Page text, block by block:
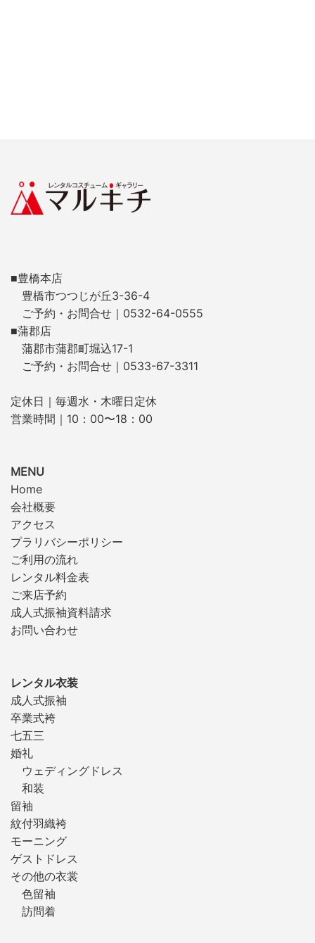
■豊橋本店
豊橋市つつじが丘3-36-4
ご予約・お問合せ｜0532-64-0555
■蒲郡店
蒲郡市蒲郡町堀込17-1
ご予約・お問合せ｜0533-67-3311
定休日｜毎週水・木曜日定休
営業時間｜10：00〜18：00
MENU
Home
会社概要
アクセス
プラリバシーポリシー
ご利用の流れ
レンタル料金表
ご来店予約
成人式振袖資料請求
お問い合わせ
レンタル衣装
成人式振袖
卒業式袴
七五三
婚礼
ウェディングドレス
和装
留袖
紋付羽織袴
モーニング
ゲストドレス
その他の衣裳
色留袖
訪問着